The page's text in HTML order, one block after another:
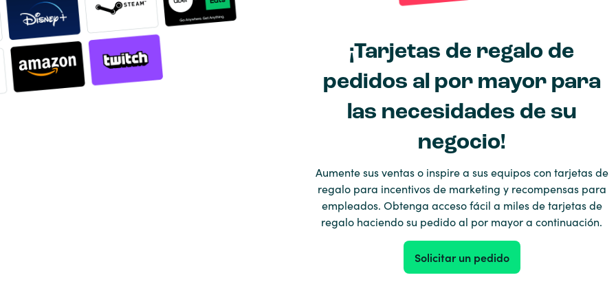
¡Tarjetas de regalo de
pedidos al por mayor para
las necesidades de su
negocio!
Aumente sus ventas o inspire a sus equipos con tarjetas de
regalo para incentivos de marketing y recompensas para
empleados. Obtenga acceso fácil a miles de tarjetas de
regalo haciendo su pedido al por mayor a continuación.
Solicitar un pedido